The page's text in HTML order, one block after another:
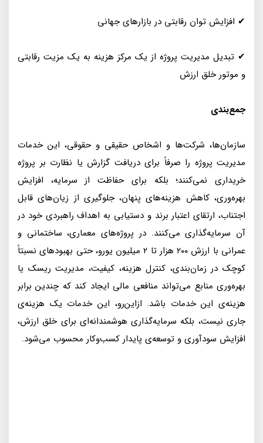
✔ افزایش توان رقابتی در بازارهای جهانی
✔ تبدیل مدیریت پروژه از یک مرکز هزینه به یک مزیت رقابتی
و موتور خلق ارزش
جمع‌بندی
سازمان‌ها، شرکت‌ها و اشخاص حقیقی و حقوقی، این خدمات
مدیریت پروژه را صرفاً برای دریافت گزارش یا نظارت بر پروژه
خریداری نمی‌کنند؛ بلکه برای حفاظت از سرمایه، افزایش
بهره‌وری، کاهش هزینه‌های پنهان، جلوگیری از زیان‌های قابل
اجتناب، ارتقای اعتبار برند و دستیابی به اهداف راهبردی خود در
آن سرمایه‌گذاری می‌کنند. در پروژه‌های معماری، ساختمانی و
عمرانی با ارزش ۲۰۰ هزار تا ۲ میلیون یورو، حتی بهبودهای نسبتاً
کوچک در زمان‌بندی، کنترل هزینه، کیفیت، مدیریت ریسک یا
بهره‌وری منابع می‌تواند منافعی مالی ایجاد کند که چندین برابر
هزینه‌ی این خدمات باشد. ازاین‌رو، این خدمات یک هزینه‌ی
جاری نیست، بلکه سرمایه‌گذاری هوشمندانه‌ای برای خلق ارزش،
افزایش سودآوری و توسعه‌ی پایدار کسب‌وکار محسوب می‌شود.